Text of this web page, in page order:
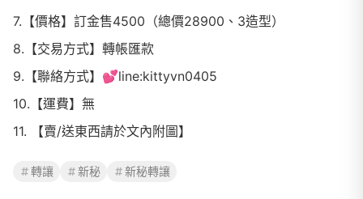
7.【價格】訂金售4500（總價28900、3造型）
8.【交易方式】轉帳匯款
9.【聯絡方式】💕line:kittyvn0405
10.【運費】無
11. 【賣/送東西請於文內附圖】
轉讓 新秘 新秘轉讓